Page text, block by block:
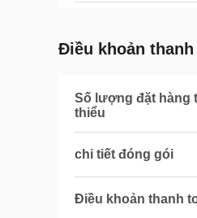
Điều khoản
Số lượng đặt hàng
thiểu
chi tiết đóng gói
Điều khoản thanh